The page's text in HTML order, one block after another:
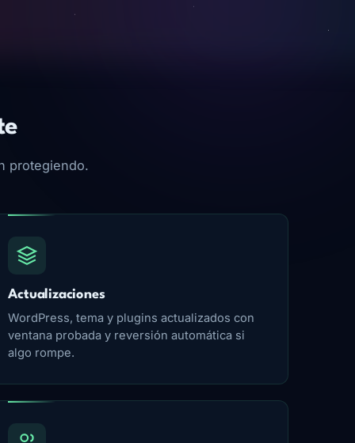
protegiendo.
Actualizaciones
WordPress, tema y plugins actualizados con
ventana probada y reversión automática si
algo rompe.